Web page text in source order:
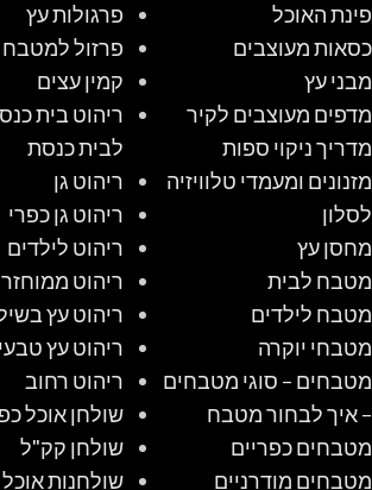
פינת האוכל
כסאות מעוצבים
מבני עץ
מדפים מעוצבים לקיר
מדריך ניקוי ספות
מזנונים ומעמדי טלוויזיה
לסלון
מחסן עץ
מטבח לבית
מטבח לילדים
מטבחי יוקרה
מטבחים – סוגי מטבחים
– איך לבחור מטבח
מטבחים כפריים
מטבחים מודרניים
פרגולות עץ
פרזול למטבח
קמין עצים
ריהוט בית
לבית כנסת
ריהוט גן
ריהוט גן כפרי
ריהוט לילדים
ריהוט ממוחזר
ריהוט עץ
ריהוט עץ טבעי
ריהוט רחוב
שולחן אוכל
שולחן קק"ל
שולחנות אוכל